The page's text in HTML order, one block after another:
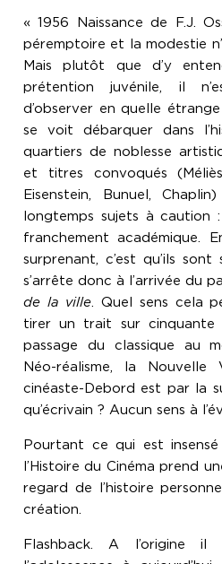
« 1956 Naissance de F.J.
péremptoire et la modestie
Mais plutôt que d’y
prétention juvénile, il
d’observer en quelle
se voit débarquer dans
quartiers de noblesse
et titres convoqués
Eisenstein, Bunuel,
longtemps sujets à caution
franchement académique.
surprenant, c’est qu’ils
s’arrête donc à l’arrivée du
de la ville. Quel sens cela
tirer un trait sur cinquante
passage du classique au
Néo-réalisme, la
cinéaste-Debord est par la
qu’écrivain ? Aucun sens à
Pourtant ce qui est
l’Histoire du Cinéma prend
regard de l’histoire
création.
Flashback. A l’origine